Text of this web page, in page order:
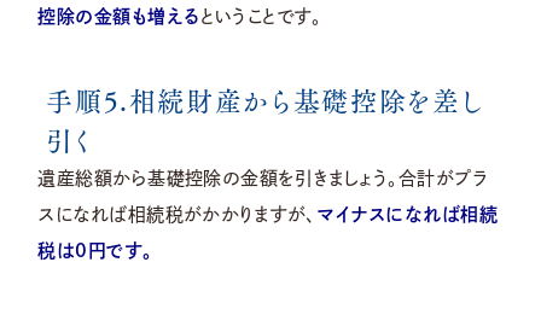
控除の金額も増えるということです。
手順5.相続財産から基礎控除を差し
引く
遺産総額から基礎控除の金額を引きましょう。合計がプラ
スになれば相続税がかかりますが、 マイナスになれば相続
税は0円です。